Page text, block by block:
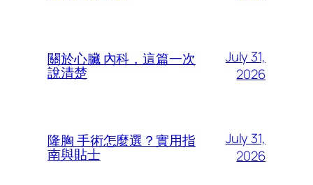
關於心臟 內科，這篇一次
說清楚
July 31,
2026
隆胸 手術怎麼選？實用指
南與貼士
July 31,
2026